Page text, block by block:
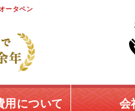
ータペン
用について 会